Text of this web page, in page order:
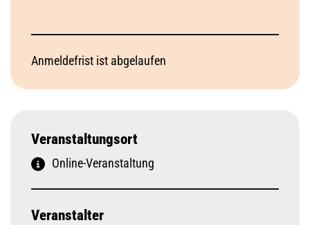
Anmeldefrist ist abgelaufen
Veranstaltungsort
Online-Veranstaltung
Veranstalter